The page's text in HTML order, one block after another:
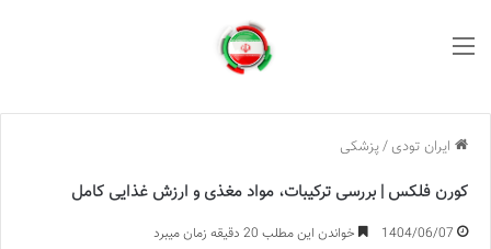
ایران تودی /پزشکی
کورن فلکس | بررسی ترکیبات، مواد مغذی و ارزش غذایی کامل
1404/06/07 خواندن این مطلب 20 دقیقه زمان میبرد